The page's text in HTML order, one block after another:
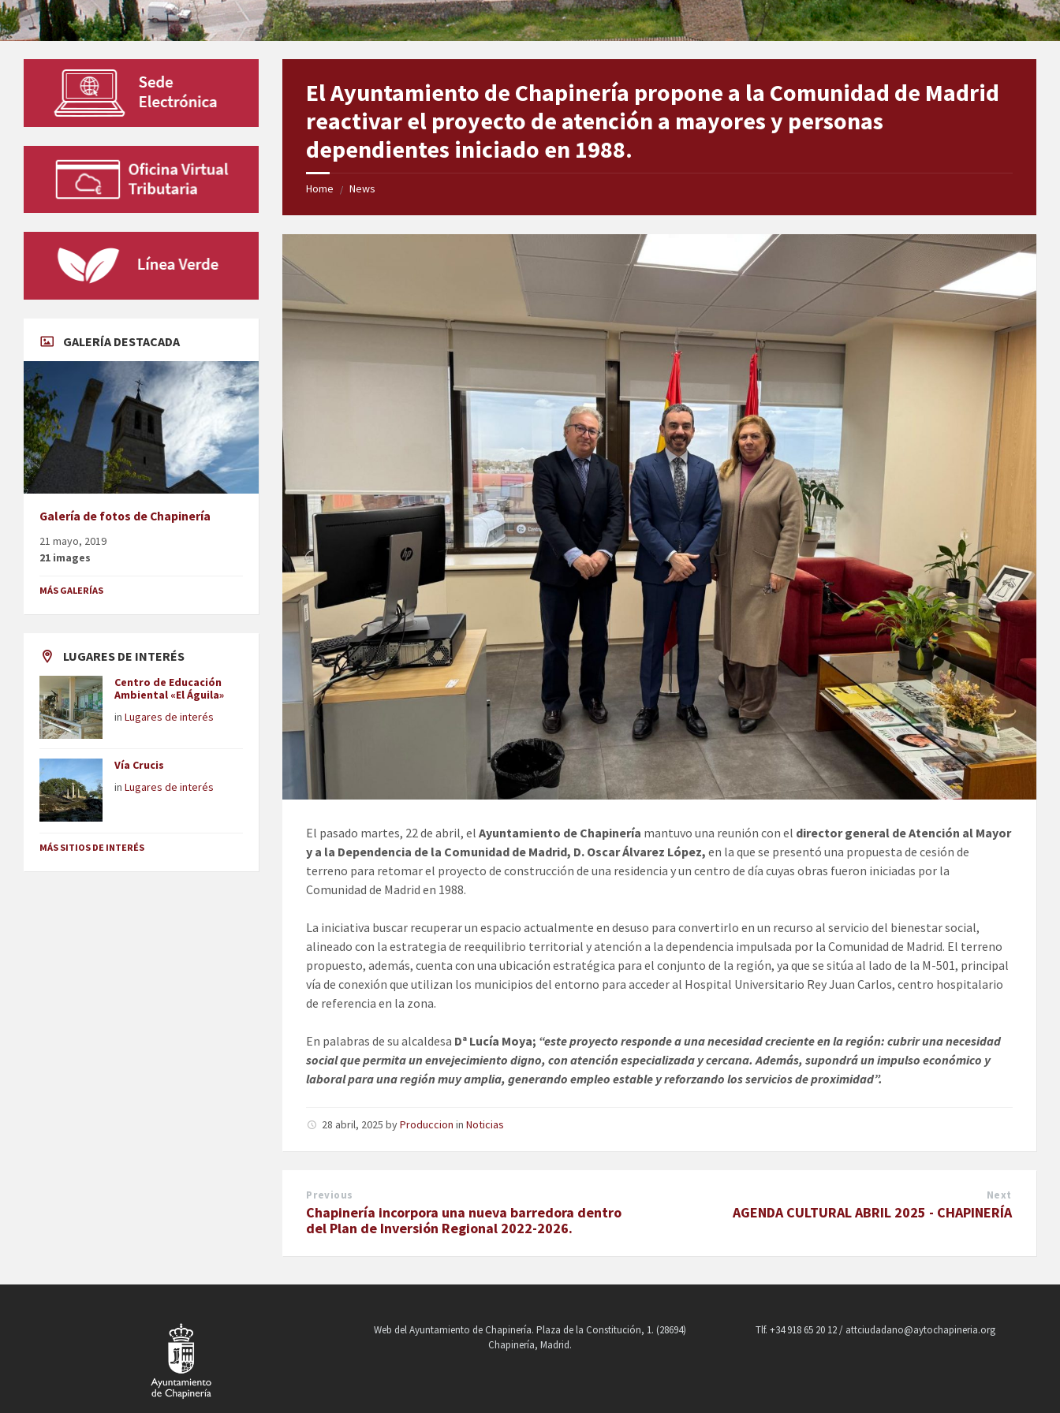
El Ayuntamiento de Chapinería propone a la Comunidad de Madrid
reactivar el proyecto de atención a mayores y personas
dependientes iniciado en 1988.
Home / News
El pasado martes, 22 de abril, elAyuntamiento de Chapinería mantuvo una reunión con el director general de Atención al Mayor
y a la Dependencia de la Comunidad de Madrid, D. Oscar Álvarez López, en la que se presentó una propuesta de cesión de
terreno para retomar el proyecto de construcción de una residencia y un centro de día cuyas obras fueron iniciadas por la
Comunidad de Madrid en 1988.
La iniciativa buscar recuperar un espacio actualmente en desuso para convertirlo en un recurso al servicio del bienestar social,
alineado con la estrategia de reequilibrio territorial y atención a la dependencia impulsada por la Comunidad de Madrid. El terreno
propuesto, además, cuenta con una ubicación estratégica para el conjunto de la región, ya que se sitúa al lado de la M-501, principal
vía de conexión que utilizan los municipios del entorno para acceder al Hospital Universitario Rey Juan Carlos, centro hospitalario
de referencia en la zona.
En palabras de su alcaldesa Dª Lucía Moya; “este proyecto responde a una necesidad creciente en la región: cubrir una necesidad
social que permita un envejecimiento digno, con atención especializada y cercana. Además, supondrá un impulso económico y
laboral para una región muy amplia, generando empleo estable y reforzando los servicios de proximidad”.
28 abril, 2025byProduccion inNoticias
Previous
Chapinería incorpora una nueva barredora dentro
del Plan de Inversión Regional 2022-2026.
Next
AGENDA CULTURAL ABRIL 2025 - CHAPINERÍA
GALERÍA DESTACADA
Galería de fotos de Chapinería
21 mayo, 2019
21 images
MÁS GALERÍAS
LUGARES DE INTERÉS
Centro de Educación
Ambiental «El Águila»
in Lugares de interés
Vía Crucis
in Lugares de interés
MÁS SITIOS DE INTERÉS
Web del Ayuntamiento de Chapinería. Plaza de la Constitución, 1. (28694)
Chapinería, Madrid.
Tlf. +34 918 65 20 12 / attciudadano@aytochapineria.org